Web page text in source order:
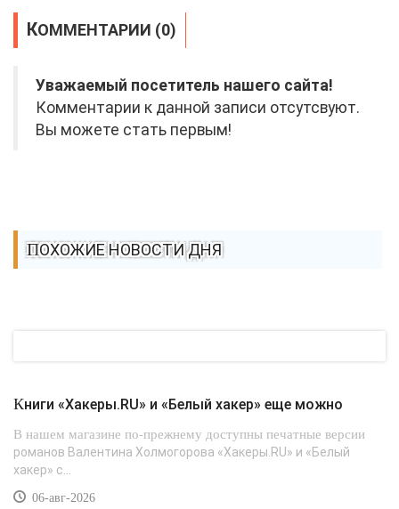
КОММЕНТАРИИ (0)
Уважаемый посетитель нашего сайта!
Комментарии к данной записи отсутсвуют.
Вы можете стать первым!
ПОХОЖИЕ НОВОСТИ ДНЯ
Книги «Хакеры.RU» и «Белый хакер» еще можно
В нашем магазине по-прежнему доступны печатные версии
романов Валентина Холмогорова «Хакеры.RU» и «Белый
хакер» с...
06-авг-2026